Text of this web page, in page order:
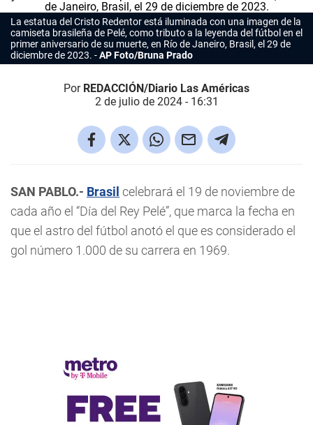
La estatua del Cristo Redentor está iluminada con una imagen de la
camiseta brasileña de Pelé, como tributo a la leyenda del fútbol en el
primer aniversario de su muerte, en Río de Janeiro, Brasil, el 29 de
diciembre de 2023.
AP Foto/Bruna Prado
Por REDACCIÓN/Diario Las Américas
2 de julio de 2024 - 16:31
SAN PABLO.- Brasil celebrará el 19 de noviembre de
cada año el “Día del Rey Pelé”, que marca la fecha en
que el astro del fútbol anotó el que es considerado el
gol número 1.000 de su carrera en 1969.